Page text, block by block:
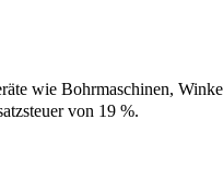
wie Bohrmaschinen,
von 19 %.